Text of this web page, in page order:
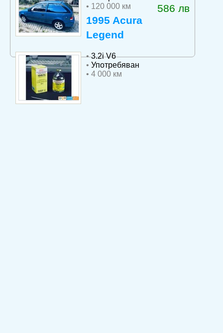
• 120 000 км
586 лв
1995 Acura
Legend
•3.2i V6
• Употребяван
• 4 000 км